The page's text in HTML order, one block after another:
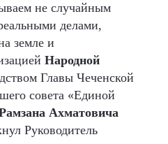
не случайным
делами,
земле и
Народной
Главы Чеченской
совета «Единой
Ахматовича
Руководитель